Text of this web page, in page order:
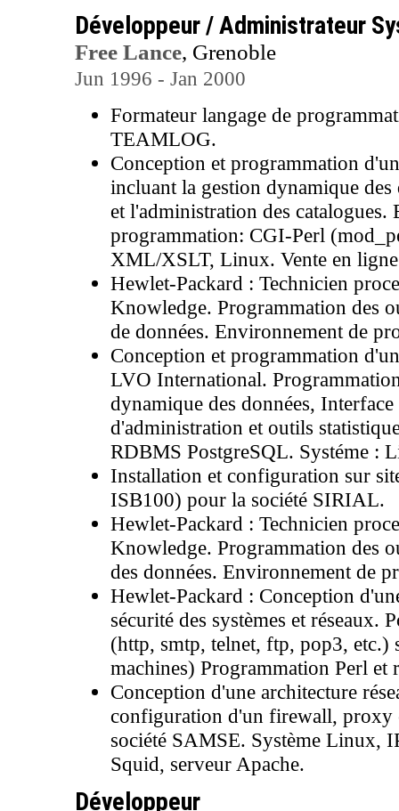
Développeur / Administrateur
Free Lance, Grenoble
Jun 1996 - Jan 2000
Formateur langage de
TEAMLOG.
Conception et programmation
incluant la gestion dynamique
et l'administration des catalogues.
programmation: CGI-Perl
XML/XSLT, Linux. Vente en
Hewlet-Packard : Technicien
Knowledge. Programmation des
de données. Environnement de
Conception et programmation
LVO International.
dynamique des données,
d'administration et outils
RDBMS PostgreSQL. Systéme :
Installation et configuration sur
ISB100) pour la société SIRIAL.
Hewlet-Packard : Technicien
Knowledge. Programmation des
des données. Environnement de
Hewlet-Packard : Conception
sécurité des systèmes et réseaux.
(http, smtp, telnet, ftp, pop3, etc.)
machines) Programmation Perl et
Conception d'une architecture
configuration d'un firewall, proxy
société SAMSE. Système Linux,
Squid, serveur Apache.
Développeur